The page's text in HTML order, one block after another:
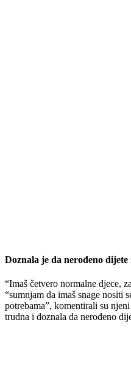
Doznala je da nerođeno
“Imaš četvero normalne djece,
“sumnjam da imaš snage nositi
potrebama”, komentirali su
trudna i doznala da nerođeno